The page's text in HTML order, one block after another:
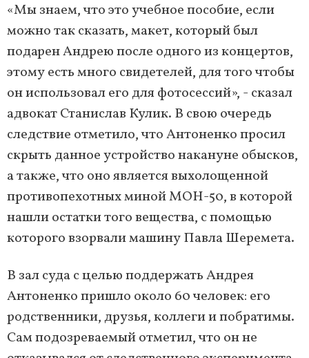
«Мы знаем, что это учебное пособие, если
можно так сказать, макет, который был
подарен Андрею после одного из концертов,
этому есть много свидетелей, для того чтобы
он использовал его для фотосессий», - сказал
адвокат Станислав Кулик. В свою очередь
следствие отметило, что Антоненко просил
скрыть данное устройство накануне обысков,
а также, что оно является выхолощенной
противопехотных миной МОН-50, в которой
нашли остатки того вещества, с помощью
которого взорвали машину Павла Шеремета.
В зал суда с целью поддержать Андрея
Антоненко пришло около 60 человек: его
родственники, друзья, коллеги и побратимы.
Сам подозреваемый отметил, что он не